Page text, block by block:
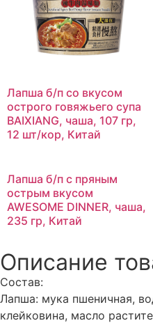
Лапша б/п со вкусом
острого говяжьего супа
BAIXIANG, чаша, 107 гр,
12 шт/кор, Китай
Лапша б/п с пряным
острым вкусом
AWESOME DINNER, чаша,
235 гр, Китай
Описание
Cостав:
Лапша: мука пшеничная,
клейковина, масло